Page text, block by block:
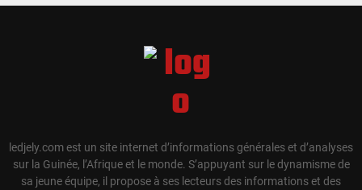
ledjely.com est un site internet d’informations générales et d’analyses
sur la Guinée, l’Afrique et le monde. S’appuyant sur le dynamisme de
sa jeune équipe, il propose à ses lecteurs des informations et des